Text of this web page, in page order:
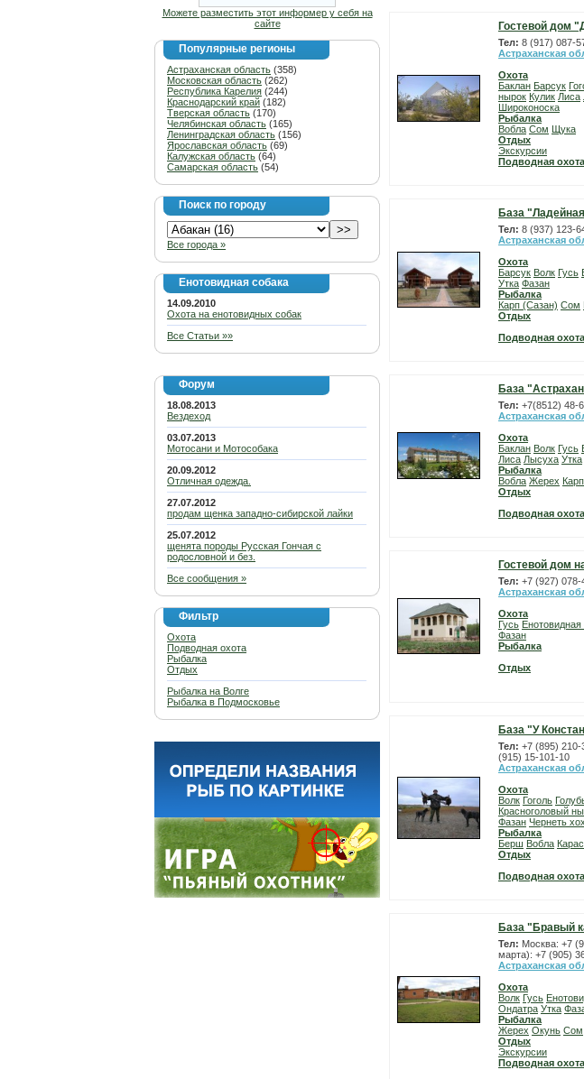
Можете разместить этот информер у себя на
сайте
Популярные регионы
Астраханская область (358)
Московская область (262)
Республика Карелия (244)
Краснодарский край (182)
Тверская область (170)
Челябинская область (165)
Ленинградская область (156)
Ярославская область (69)
Калужская область (64)
Самарская область (54)
Поиск по городу
Все города »
Енотовидная собака
14.09.2010
Охота на енотовидных собак
Все Статьи »»
Форум
18.08.2013
Вездеход
03.07.2013
Мотосани и Мотособака
20.09.2012
Отличная одежда.
27.07.2012
продам щенка западно-сибирской лайки
25.07.2012
щенята породы Русская Гончая с
родословной и без.
Все сообщения »
Фильтр
Охота
Подводная охота
Рыбалка
Отдых
Рыбалка на Волге
Рыбалка в Подмосковье
Гостевой дом
Тел: 8 (917) 087-
Астраханская
Охота
Баклан Барсук
нырок Кулик Лиса
Широконоска
Рыбалка
Вобла Сом Щука
Отдых
Экскурсии
Подводная охота
База
Тел: 8 (937) 123-
Астраханская
Охота
Барсук Волк Гусь
Утка Фазан
Рыбалка
Карп (Сазан) Сом
Отдых
Подводная охота
База
Тел: +7(8512) 48-
Астраханская
Охота
Баклан Волк Гусь
Лиса Лысуха Утка
Рыбалка
Вобла Жерех
Отдых
Подводная охота
Гостевой дом
Тел: +7 (927) 078-
Астраханская
Охота
Гусь Енотовидная
Фазан
Рыбалка
Отдых
База "У
Тел: +7 (895) 210-
(915) 15-101-10
Астраханская
Охота
Волк Гоголь
Красноголовый
Фазан Чернеть
Рыбалка
Берш Вобла
Отдых
Подводная охота
База "Бравый
Тел: Москва: +7
марта): +7 (905)
Астраханская
Охота
Волк Гусь
Ондатра Утка
Рыбалка
Жерех Окунь Сом
Отдых
Экскурсии
Подводная охота